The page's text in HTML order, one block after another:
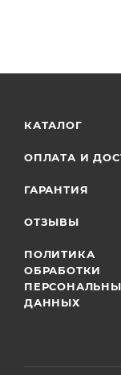
КАТАЛОГ
ОПЛАТА И
ГАРАНТИЯ
ОТЗЫВЫ
ПОЛИТИКА
ОБРАБОТКИ
ДАННЫХ